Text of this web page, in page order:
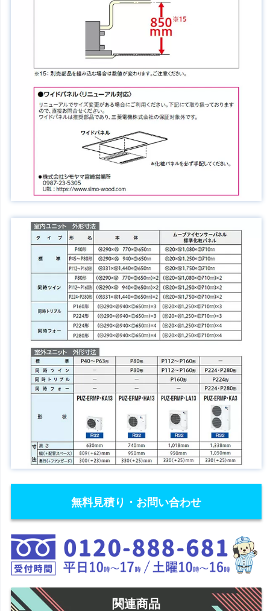
無料見積り・お問い合わせ
関連商品